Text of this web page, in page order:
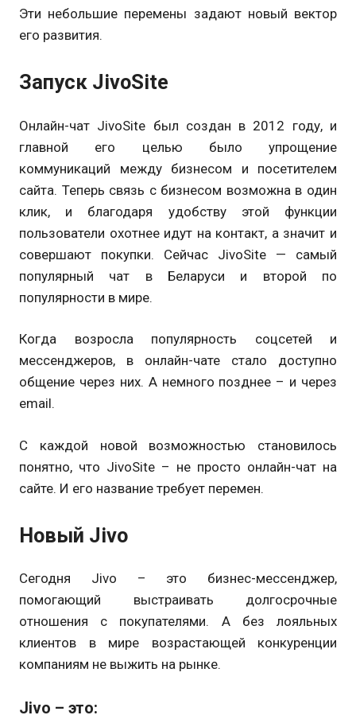
Эти небольшие перемены задают новый вектор
его развития.
Запуск JivoSite
Онлайн-чат JivoSite был создан в 2012 году, и
главной его целью было упрощение
коммуникаций между бизнесом и посетителем
сайта. Теперь связь с бизнесом возможна в один
клик, и благодаря удобству этой функции
пользователи охотнее идут на контакт, а значит и
совершают покупки. Сейчас JivoSite — самый
популярный чат в Беларуси и второй по
популярности в мире.
Когда возросла популярность соцсетей и
мессенджеров, в онлайн-чате стало доступно
общение через них. А немного позднее – и через
email.
С каждой новой возможностью становилось
понятно, что JivoSite – не просто онлайн-чат на
сайте. И его название требует перемен.
Новый Jivo
Сегодня Jivo – это бизнес-мессенджер,
помогающий выстраивать долгосрочные
отношения с покупателями. А без лояльных
клиентов в мире возрастающей конкуренции
компаниям не выжить на рынке.
Jivo – это: